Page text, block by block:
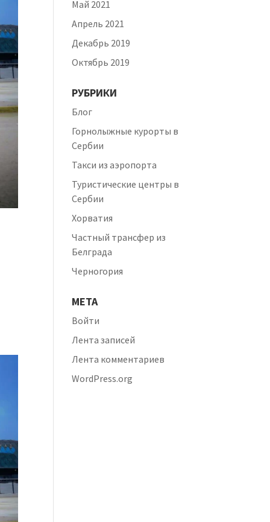
Май 2021
Апрель 2021
Декабрь 2019
Октябрь 2019
РУБРИКИ
Блог
Горнолыжные курорты в
Сербии
Такси из аэропорта
Туристические центры в
Сербии
Хорватия
Частный трансфер из
Белграда
Черногория
МЕТА
Войти
Лента записей
Лента комментариев
WordPress.org